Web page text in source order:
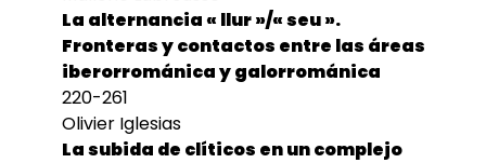
La alternancia « llur »/« seu ».
Fronteras y contactos entre las áreas
iberorrománica y galorrománica
220-261
Olivier Iglesias
La subida de clíticos en un complejo